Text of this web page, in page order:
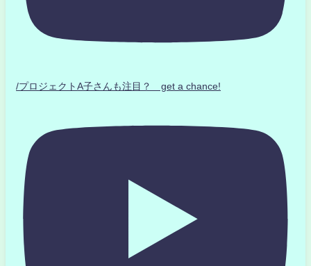
/プロジェクトA子さんも注目？ get a chance!